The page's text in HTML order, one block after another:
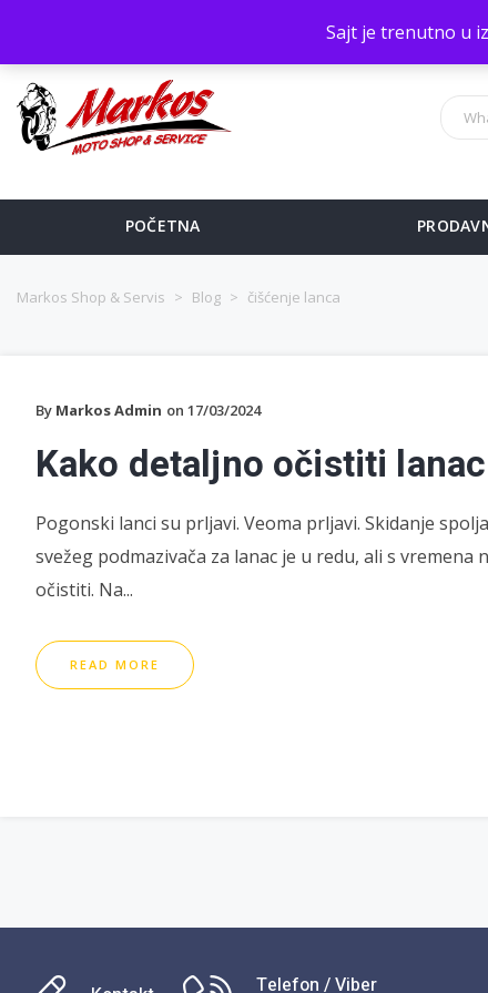
Sajt je trenutno u
POČETNA
Markos Shop & Servis > Blog > čišćenje lanca
By Markos Admin on 17/03/2024
Kako detaljno očistiti lanac
Pogonski lanci su prljavi. Veoma prljavi. Skidanje
svežeg podmazivača za lanac je u redu, ali s
očistiti. Na...
READ MORE
Telefon / Viber